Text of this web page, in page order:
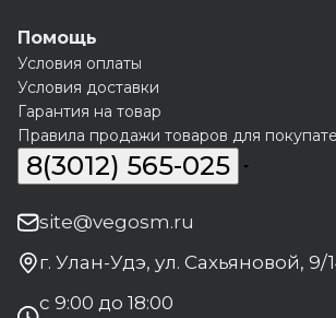
Помощь
Условия оплаты
Условия доставки
Гарантия на товар
Правила продажи товаров для
8(3012) 565-025
site@vegosm.ru
г. Улан-Удэ, ул. Сахьяновой, 9/
с 9:00 до 18:00